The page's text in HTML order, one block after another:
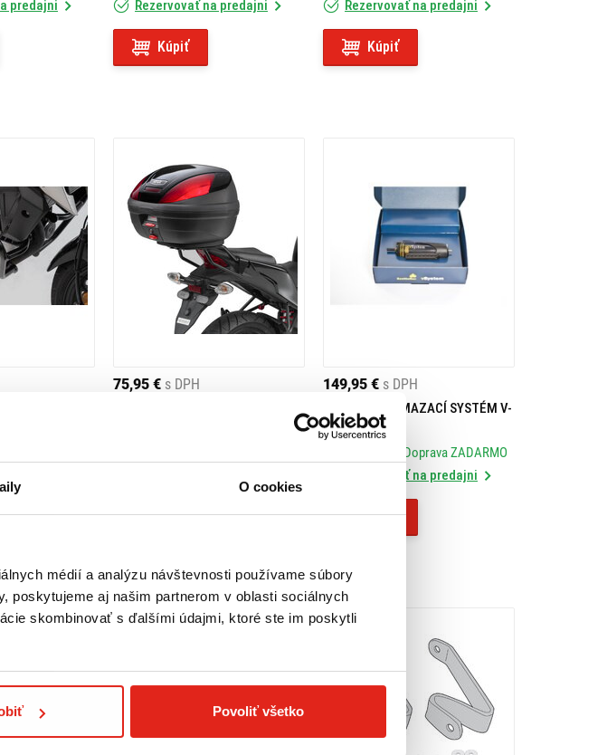
O cookies
médií a analýzu návštevnosti používame súbory
poskytujeme aj našim partnerom v oblasti sociálnych
skombinovať s ďalšími údajmi, ktoré ste im poskytli
Povoliť všetko
predajni
Rezervovať na predajni
Kúpiť
Rezervovať na predajni
Kúpiť
75,95 € s DPH
Kúpiť
149,95 € s DPH
SCOTTOILER MAZACÍ SYSTÉM V-
SYSTEM
- Doprava ZADARMO
Rezervovať na predajni
Kúpiť